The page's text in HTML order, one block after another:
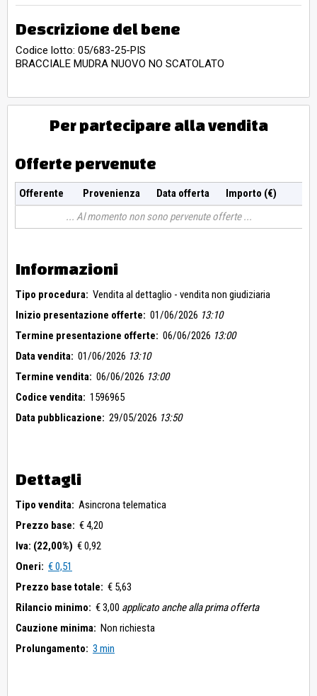
Descrizione del bene
Codice lotto: 05/683-25-PIS
BRACCIALE MUDRA NUOVO NO SCATOLATO
Per partecipare alla vendita
Offerte pervenute
Offerente Provenienza Data offerta
Importo (€)
Al momento non sono pervenute offerte
Informazioni
Tipo procedura: Vendita al dettaglio - vendita non giudiziaria
Inizio presentazione offerte: 01/06/2026 13:10
Termine presentazione offerte: 06/06/2026 13:00
Data vendita: 01/06/2026 13:10
Termine vendita: 06/06/2026 13:00
Codice vendita: 1596965
Data pubblicazione: 29/05/2026 13:50
Dettagli
Tipo vendita: Asincrona telematica
Prezzo base: € 4,20
Iva: (22,00%) € 0,92
Oneri: € 0,51
Prezzo base totale: € 5,63
Rilancio minimo: € 3,00 applicato anche alla prima offerta
Cauzione minima: Non richiesta
Prolungamento: 3 min